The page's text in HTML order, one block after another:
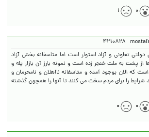
۰ ۱
۴۲۱۰۸۲۸
تعاونی و آزاد استوار است اما متاسفانه بخش آزاد
از پشت به ملت خنجر زده است و نمونه بارز آن بازار یله و
که الان بوجود آمده و متاسفانه نااهلان و نامحرمان و
شرایط را برای مردم سخت می کنند تا آنها را همچون گذشته
۰ ۰